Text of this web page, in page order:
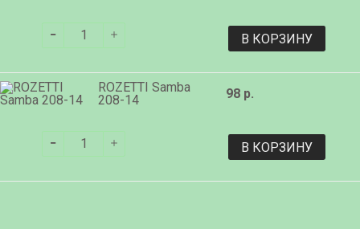
В КОРЗИНУ
ROZETTI Samba
208-14
98 р.
В КОРЗИНУ